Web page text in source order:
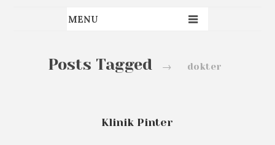
Posts Tagged → dokter
Klinik Pinter